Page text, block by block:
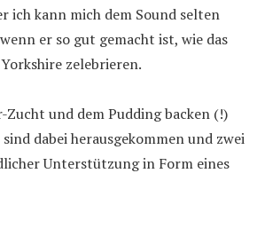
ich kann mich dem Sound selten
er so gut gemacht ist, wie das
zelebrieren.
und dem Pudding backen (!)
dabei herausgekommen und zwei
Unterstützung in Form eines